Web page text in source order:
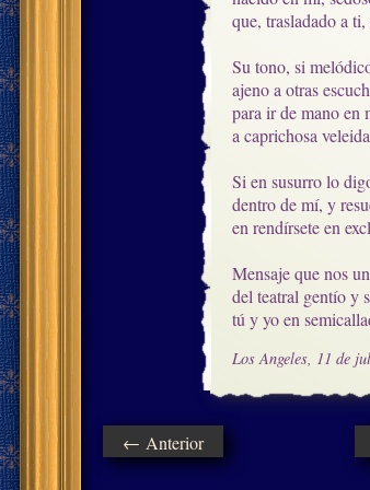
que, trasladado a
Su tono, si
ajeno a otras
para ir de mano en
a caprichosa
Si en susurro lo
dentro de mí, y
en rendírsete en
Mensaje que nos
del teatral gentío y
tú y yo en
Los Angeles, 11 de
← Anterior